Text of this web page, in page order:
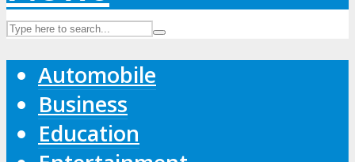
Automobile
Business
Education